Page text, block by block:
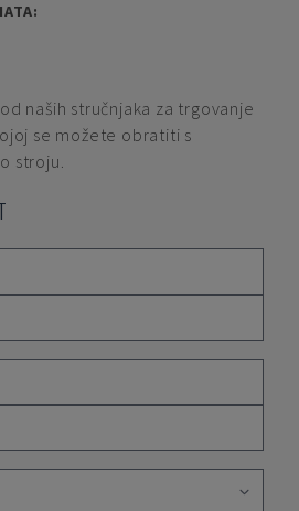
naših stručnjaka za trgovanje
se možete obratiti s
stroju.